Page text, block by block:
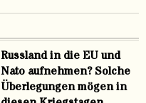
Russland in die EU und
Nato aufnehmen? Solche
Überlegungen mögen in